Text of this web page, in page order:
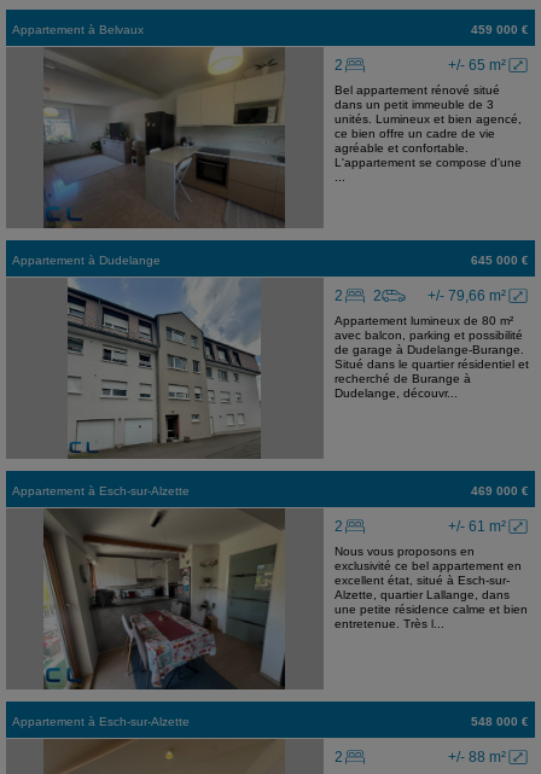
Appartement à Belvaux 459 000 €
+/- 65 m²
2
Bel appartement rénové situé
dans un petit immeuble de 3
unités. Lumineux et bien agencé,
ce bien offre un cadre de vie
agréable et confortable.
L'appartement se compose d'une
Appartement à Dudelange 645 000 €
+/- 79,66 m²
2 2
Appartement lumineux de 80 m²
avec balcon, parking et possibilité
de garage à Dudelange-Burange.
Situé dans le quartier résidentiel et
recherché de Burange à
Dudelange, découvr...
Appartement à Esch-sur-Alzette 469 000 €
+/- 61 m²
2
Nous vous proposons en
exclusivité ce bel appartement en
excellent état, situé à Esch-sur-
Alzette, quartier Lallange, dans
une petite résidence calme et bien
entretenue. Très l...
Appartement à Esch-sur-Alzette 548 000 €
+/- 88 m²
2